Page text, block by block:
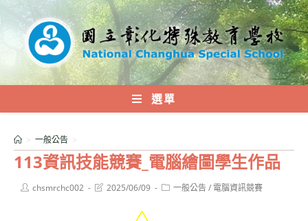
內
選單
113資訊技能競賽_電腦繪圖學生作品
> 一般公告 >
Postchsmrchc002
Post2025/06/09
Post一般公告/ 電腦資訊競賽